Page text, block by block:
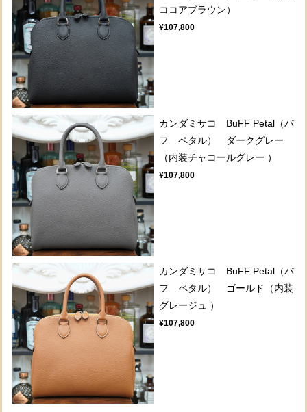
ココアブラウン）
¥107,800
カンダミサコ BuFF Petal（バ
フ ペタル） ダークグレー
（内装チャコールグレー ）
¥107,800
カンダミサコ BuFF Petal（バ
フ ペタル） ゴールド（内装
グレージュ ）
¥107,800